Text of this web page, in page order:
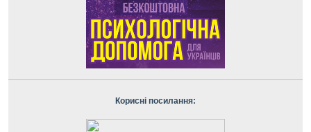
Корисні посилання: